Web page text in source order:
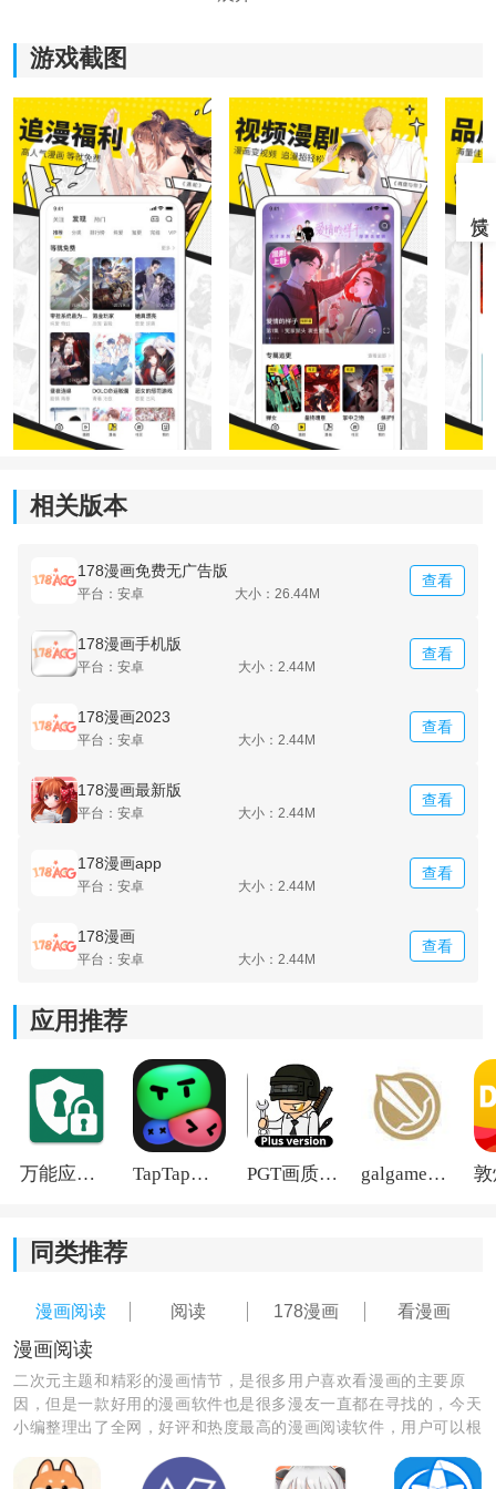
178漫画无广告版》软件特色：
*成为每个用户都非常喜欢的二次元观看服务平台。
*不管是新鲜的刺激的还是御宅族的，都可以在这里找到
自己喜欢的高清动画。
*带给用户更加实用，方便的观看过程，而且全部都是免
*拥有着非常强大的设置功能，可以让用户自由进行自定
义设置。
*不管是夜间模式还是快速下载，都可以让你任意的进行
切换。
游戏截图
相关版本
178漫画免费无广告版
平台：安卓 大小：26.44M
查看
178漫画手机版
平台：安卓 大小：2.44M
查看
178漫画2023
平台：安卓 大小：2.44M
查看
178漫画最新版
平台：安卓 大小：2.44M
查看
178漫画app
平台：安卓 大小：2.44M
查看
178漫画
平台：安卓 大小：2.44M
查看
应用推荐
万能应用隐藏 TapTap国际版2026 PGT画质助手旧版 galgame游戏盒子2026
同类推荐
漫画阅读 阅读 178漫画 看漫画
漫画阅读
二次元主题和精彩的漫画情节，是很多用户喜欢看漫画的主要原
因，但是一款好用的漫画软件也是很多漫友一直都在寻找的，今天
小编整理出了全网，好评和热度最高的漫画阅读软件，用户可以根
度，都会带给你全新的追漫体验！